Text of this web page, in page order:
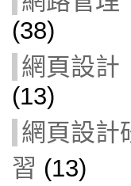
(38)
網頁設計
(13)
網頁設計
習 (13)